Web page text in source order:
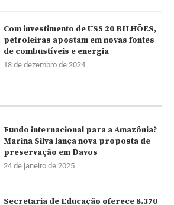
Com investimento de US$ 20 BILHÕES,
petroleiras apostam em novas fontes
de combustíveis e energia
18 de dezembro de 2024
Fundo internacional para a Amazônia?
Marina Silva lança nova proposta de
preservação em Davos
24 de janeiro de 2025
Secretaria de Educação oferece 8.370